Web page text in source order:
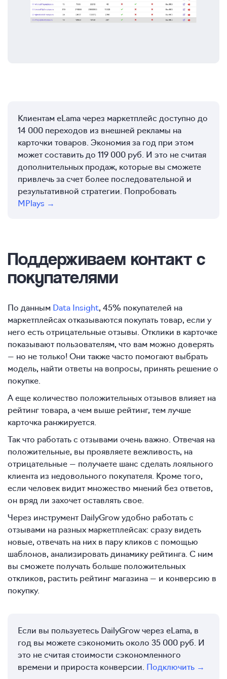
Клиентам eLama через маркетплейс доступно до
14 000 переходов из внешней рекламы на
карточки товаров. Экономия за год при этом
может составить до 119 000 руб. И это не считая
дополнительных продаж, которые вы сможете
привлечь за счет более последовательной и
результативной стратегии. Попробовать
MPlays →
Поддерживаем контакт с
покупателями
По данным Data Insight, 45% покупателей на
маркетплейсах отказываются покупать товар, если у
него есть отрицательные отзывы. Отклики в карточке
показывают пользователям, что вам можно доверять
— но не только! Они также часто помогают выбрать
модель, найти ответы на вопросы, принять решение о
покупке.
А еще количество положительных отзывов влияет на
рейтинг товара, а чем выше рейтинг, тем лучше
карточка ранжируется.
Так что работать с отзывами очень важно. Отвечая на
положительные, вы проявляете вежливость, на
отрицательные — получаете шанс сделать лояльного
клиента из недовольного покупателя. Кроме того,
если человек видит множество мнений без ответов,
он вряд ли захочет оставлять свое.
Через инструмент DailyGrow удобно работать с
отзывами на разных маркетплейсах: сразу видеть
новые, отвечать на них в пару кликов с помощью
шаблонов, анализировать динамику рейтинга. С ним
вы сможете получать больше положительных
откликов, растить рейтинг магазина — и конверсию в
покупку.
Если вы пользуетесь DailyGrow через eLama, в
год вы можете сэкономить около 35 000 руб. И
это не считая стоимости сэкономленного
времени и прироста конверсии. Подключить →